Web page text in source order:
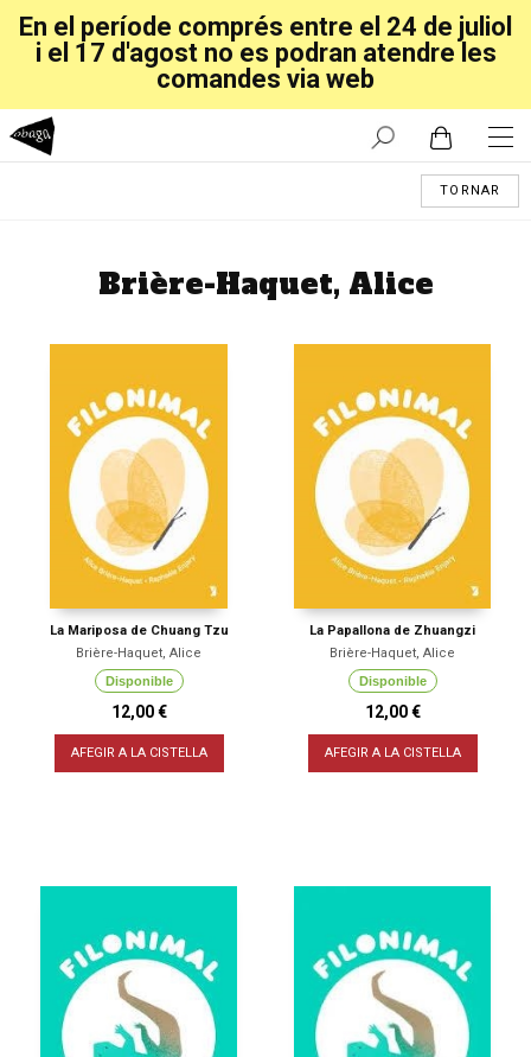
En el període comprés entre el 24 de juliol
i el 17 d'agost no es podran atendre les
comandes via web
TORNAR
Brière-Haquet, Alice
La Mariposa de Chuang Tzu
Brière-Haquet, Alice
Disponible
12,00 €
AFEGIR A LA CISTELLA
La Papallona de Zhuangzi
Brière-Haquet, Alice
Disponible
12,00 €
AFEGIR A LA CISTELLA